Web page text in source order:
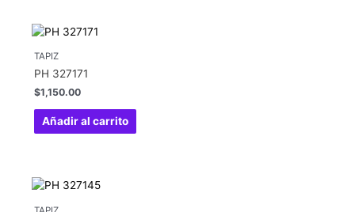
TAPIZ
PH 327171
$1,150.00
Añadir al carrito